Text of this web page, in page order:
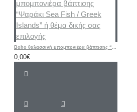
Boho θαλασσινή μπομπονιέρα βάπτισης “Ψαράκι Sea ​​Fish / Greek Islands” ή θέμα δικής σας επιλογής
0,00€